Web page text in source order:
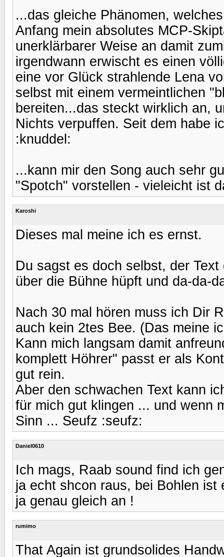
...das gleiche Phänomen,
Anfang mein absolutes MCP-
unerklärbarer Weise an damit
irgendwann erwischt es einen
eine vor Glück strahlende Lena
selbst mit einem vermeintlichen
bereiten...das steckt wirklich an,
Nichts verpuffen. Seit dem habe
:knuddel:
...kann mir den Song auch sehr
"Spotch" vorstellen - vieleicht ist
Karoshi
Dieses mal meine ich es ernst.
Du sagst es doch selbst, der
über die Bühne hüpft und da-da-
Nach 30 mal hören muss ich Dir
auch kein 2tes Bee. (Das meine
Kann mich langsam damit
komplett Höhrer" passt er als
gut rein.
Aber den schwachen Text kann
für mich gut klingen ... und wenn
Sinn ... Seufz :seufz:
Daniel0610
Ich mags, Raab sound find ich
ja echt shcon raus, bei Bohlen
ja genau gleich an !
rumimo
That Again ist grundsolides